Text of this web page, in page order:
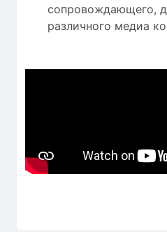
сопровождающего,
различного медиа